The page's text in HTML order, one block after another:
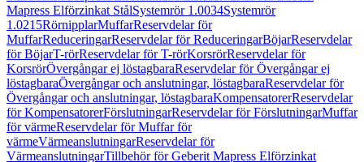
Mapress Elförzinkat StålSystemrör 1.0034Systemrör
1.0215RörnipplarMuffarReservdelar för
MuffarReduceringarReservdelar för ReduceringarBöjarReservdelar
för BöjarT-rörReservdelar för T-rörKorsrörReservdelar för
KorsrörÖvergångar ej löstagbaraReservdelar för Övergångar ej
löstagbaraÖvergångar och anslutningar, löstagbaraReservdelar för
Övergångar och anslutningar, löstagbaraKompensatorerReservdelar
för KompensatorerFörslutningarReservdelar för FörslutningarMuffar
för värmeReservdelar för Muffar för
värmeVärmeanslutningarReservdelar för
VärmeanslutningarTillbehör för Geberit Mapress Elförzinkat